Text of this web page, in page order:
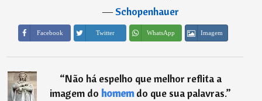
―Schopenhauer
Facebook Twitter WhatsApp Imagem
“Não há espelho que melhor reflita a
imagem do homemdo que sua palavras.”